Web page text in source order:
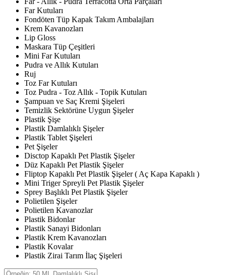
Far Kutuları
Fondöten Tüp Kapak Takım Ambalajları
Krem Kavanozları
Lip Gloss
Maskara Tüp Çeşitleri
Mini Far Kutuları
Pudra ve Allık Kutuları
Ruj
Toz Far Kutuları
Toz Pudra - Toz Allık - Topik Kutuları
Şampuan ve Saç Kremi Şişeleri
Temizlik Sektörüne Uygun Şişeler
Plastik Şişe
Plastik Damlalıklı Şişeler
Plastik Tablet Şişeleri
Pet Şişeler
Disctop Kapaklı Pet Plastik Şişeler
Düz Kapaklı Pet Plastik Şişeler
Fliptop Kapaklı Pet Plastik Şişeler ( Aç Kapa Kapaklı )
Mini Triger Spreyli Pet Plastik Şişeler
Sprey Başlıklı Pet Plastik Şişeler
Polietilen Şişeler
Polietilen Kavanozlar
Plastik Bidonlar
Plastik Sanayi Bidonları
Plastik Krem Kavanozları
Plastik Kovalar
Plastik Zirai Tarım İlaç Şişeleri